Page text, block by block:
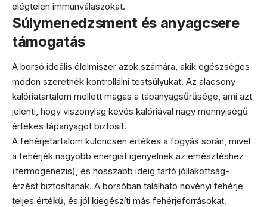
elégtelen immunválaszokat.
Súlymenedzsment és anyagcsere
támogatás
A borsó ideális élelmiszer azok számára, akik egészséges
módon szeretnék kontrollálni testsúlyukat. Az alacsony
kalóriatartalom mellett magas a tápanyagsűrűsége, ami azt
jelenti, hogy viszonylag kevés kalóriával nagy mennyiségű
értékes tápanyagot biztosít.
A fehérjetartalom különösen értékes a fogyás során, mivel
a fehérjék nagyobb energiát igényelnek az emésztéshez
(termogenezis), és hosszabb ideig tartó jóllakottság-
érzést biztosítanak. A borsóban található növényi fehérje
teljes értékű, és jól kiegészíti más fehérjeforrásokat.